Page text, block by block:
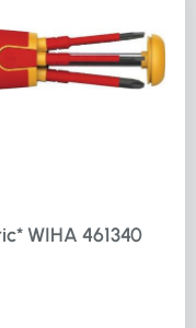
WIHA 461340